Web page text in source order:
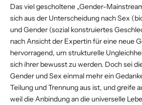
Das viel gescholtene „Gender-
sich aus der Unterscheidung nach Sex
und Gender (sozial konstruiertes
nach Ansicht der Expertin für eine neue
hervorragend, um strukturelle
sich ihrer bewusst zu werden. Doch sei
Gender und Sex einmal mehr ein
Teilung und Trennung aus ist, und greife
weil die Anbindung an die universelle